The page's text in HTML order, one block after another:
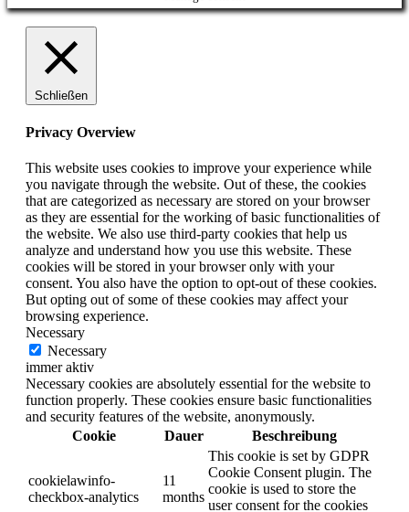
Schließen
Privacy Overview
This website uses cookies to improve your experience while
you navigate through the website. Out of these, the cookies
that are categorized as necessary are stored on your browser
as they are essential for the working of basic functionalities of
the website. We also use third-party cookies that help us
analyze and understand how you use this website. These
cookies will be stored in your browser only with your
consent. You also have the option to opt-out of these cookies.
But opting out of some of these cookies may affect your
browsing experience.
Necessary
Necessary
immer aktiv
Necessary cookies are absolutely essential for the website to
function properly. These cookies ensure basic functionalities
and security features of the website, anonymously.
Cookie
Dauer Beschreibung
cookielawinfo-
checkbox-analytics
11
months
This cookie is set by GDPR
Cookie Consent plugin. The
cookie is used to store the
user consent for the cookies